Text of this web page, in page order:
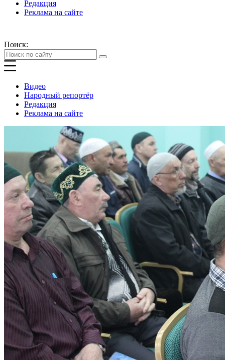
Редакция
Реклама на сайте
Поиск:
Видео
Народный репортёр
Редакция
Реклама на сайте